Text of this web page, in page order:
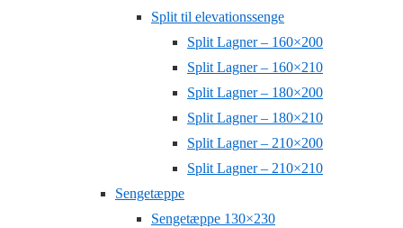
Split til elevationssenge
Split Lagner – 160×200
Split Lagner – 160×210
Split Lagner – 180×200
Split Lagner – 180×210
Split Lagner – 210×200
Split Lagner – 210×210
Sengetæppe
Sengetæppe 130×230